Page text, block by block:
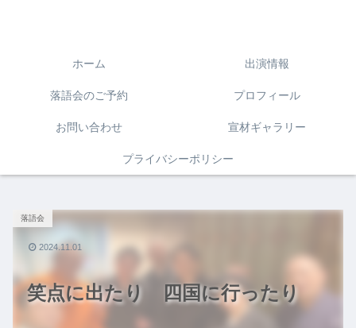
ホーム 出演情報
落語会のご予約 プロフィール
お問い合わせ 宣材ギャラリー
プライバシーポリシー
笑点に出たり 四国に行ったり
落語会
2024.11.01